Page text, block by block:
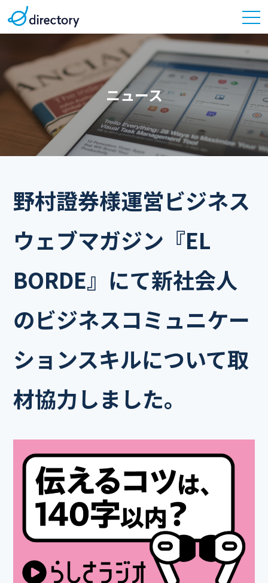
ニュース
野村證券様運営ビジネス
ウェブマガジン『EL
BORDE』にて新社会人
のビジネスコミュニケー
ションスキルについて取
材協力しました。